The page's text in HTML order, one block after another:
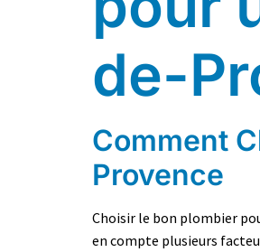
de-
Comment
Provence
Choisir le bon plombier
en compte plusieurs